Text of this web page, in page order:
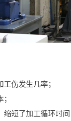
伤发生几率；
短了加工循环时